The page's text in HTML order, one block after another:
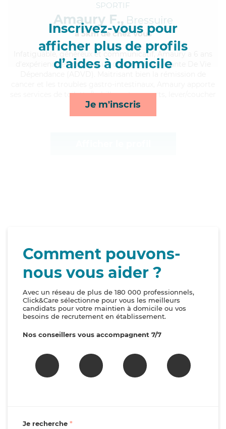
Inscrivez-vous pour
afficher plus de profils
d’aides à domicile
Je m'inscris
SPORTIF
Amaury F., Bressuire
à 5km de chez Vous
, généreux et communicatif, Amaury a 6 ans
d'expérience et possède un diplôme d'Assistante De Vie
ses services de toilette/habillage, transports, lever/coucher
et activités*
Comment pouvons-
nous vous aider ?
Avec un réseau de plus de 180 000 professionnels,
Click&Care sélectionne pour vous les meilleurs
candidats pour votre maintien à domicile ou vos
besoins de recrutement en établissement.
Nos conseillers vous accompagnent 7/7
Je recherche